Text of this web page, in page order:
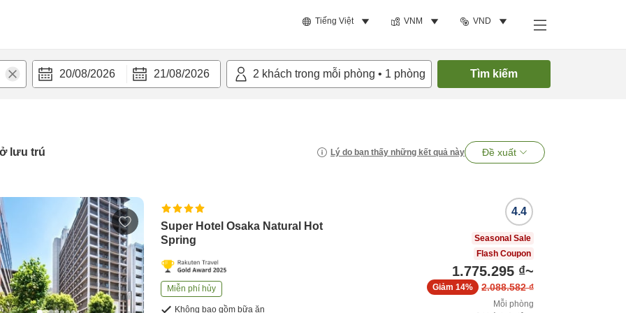
Tiếng Việt VNM VND
20/08/2026 21/08/2026 2 khách trong mỗi phòng • 1 phòng Tìm kiếm
lưu trú Lý do bạn thấy những kết quả này Đề xuất
Super Hotel Osaka Natural Hot
Spring
Miễn phí hủy
Không bao gồm bữa ăn
4.4
Seasonal Sale
Flash Coupon
1.775.295 ₫~
2.088.582 ₫
Giảm 14%
Mỗi phòng